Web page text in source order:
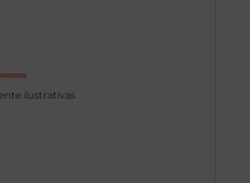
ilustrativas